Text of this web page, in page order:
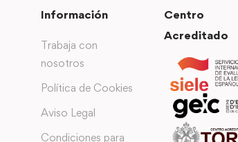
Información
Trabaja con
nosotros
Política de Cookies
Aviso Legal
Condiciones para
Centro
Acreditado